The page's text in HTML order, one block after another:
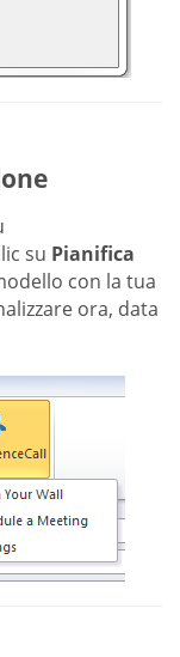
su Pianifica
con la tua
ora, data